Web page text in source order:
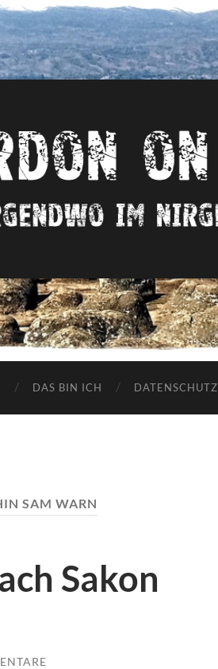
Irgendwo
im
nirgendwo
DAS BIN ICH DATENSCHUTZ
SAM WARN
Sakon